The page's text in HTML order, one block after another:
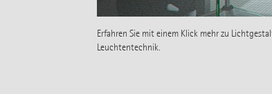
Erfahren Sie mit einem Klick mehr zu
Leuchtentechnik.